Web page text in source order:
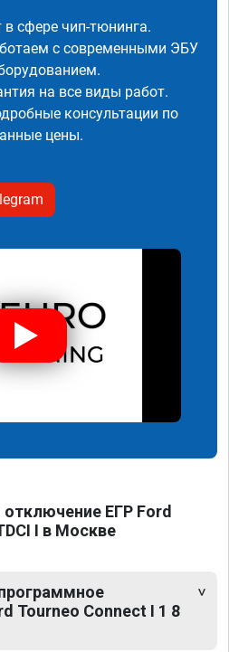
сфере чип-тюнинга.
с современными ЭБУ
на все виды работ.
консультации по
цены.
ЕГР Ford
I в Москве
Tourneo Connect I 1 8